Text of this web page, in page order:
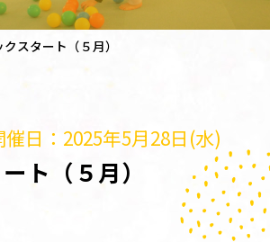
クスタート（５月）
催日：2025年5月28日(水)
ト（５月）